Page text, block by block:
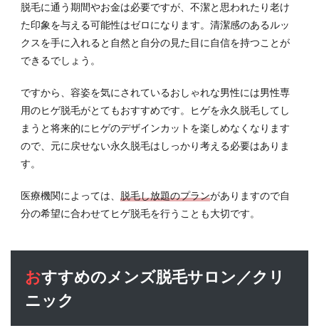
脱毛に通う期間やお金は必要ですが、不潔と思われたり老け
た印象を与える可能性はゼロになります。清潔感のあるルッ
クスを手に入れると自然と自分の見た目に自信を持つことが
できるでしょう。
ですから、容姿を気にされているおしゃれな男性には男性専
用のヒゲ脱毛がとてもおすすめです。ヒゲを永久脱毛してし
まうと将来的にヒゲのデザインカットを楽しめなくなります
ので、元に戻せない永久脱毛はしっかり考える必要はありま
す。
医療機関によっては、 脱毛し放題のプランがありますので自
分の希望に合わせてヒゲ脱毛を行うことも大切です。
おすすめのメンズ脱毛サロン／クリ
ニック